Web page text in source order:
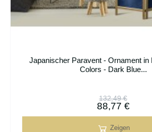
Japanischer Paravent - Ornament in
Colors - Dark Blue...
132,49 €
88,77 €
Zeigen